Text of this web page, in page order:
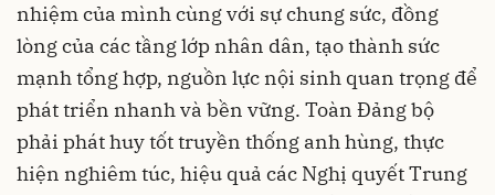
nhiệm của mình cùng với sự chung sức, đồng
lòng của các tầng lớp nhân dân, tạo thành sức
mạnh tổng hợp, nguồn lực nội sinh quan trọng để
phát triển nhanh và bền vững. Toàn Đảng bộ
phải phát huy tốt truyền thống anh hùng, thực
hiện nghiêm túc, hiệu quả các Nghị quyết Trung